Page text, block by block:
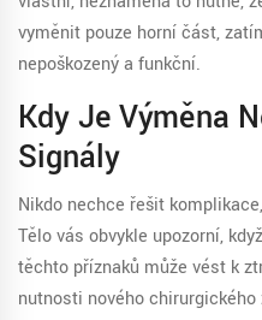
vyměnit pouze horní část,
nepoškozený a funkční.
Kdy Je Výměna
Signály
Nikdo nechce řešit
Tělo vás obvykle upozorní,
těchto příznaků může vést k
nutnosti nového chirurgického